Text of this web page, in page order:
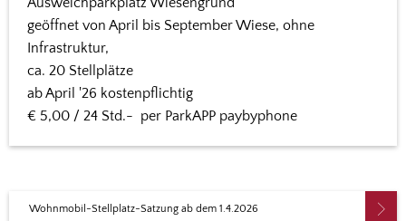
geöffnet von April bis September Wiese, ohne
Infrastruktur,
ca. 20 Stellplätze
ab April '26 kostenpflichtig
€ 5,00 / 24 Std.- per ParkAPP paybyphone
Wohnmobil-Stellplatz-Satzung ab dem 1.4.2026